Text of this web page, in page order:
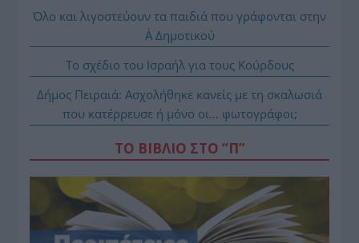
Όλο και λιγοστεύουν τα παιδιά που γράφονται στην
Α΄ Δημοτικού
Το σχέδιο του Ισραήλ για τους Κούρδους
Δήμος Πειραιά: Ασχολήθηκε κανείς με τη σκαλωσιά
που κατέρρευσε ή μόνο οι… φωτογράφοι;
ΤΟ ΒΙΒΛΙΟ ΣΤΟ “Π”